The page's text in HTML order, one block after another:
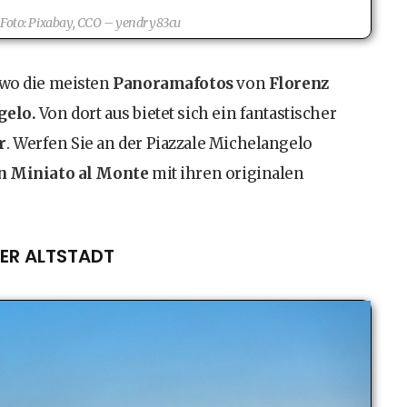
Pixabay, CCO – yendry83cu
die meistenPanoramafotosvonFlorenz
Von dort aus bietet sich ein fantastischer
. Werfen Sie an der Piazzale Michelangelo
Miniato al Monte mit ihren originalen
ALTSTADT